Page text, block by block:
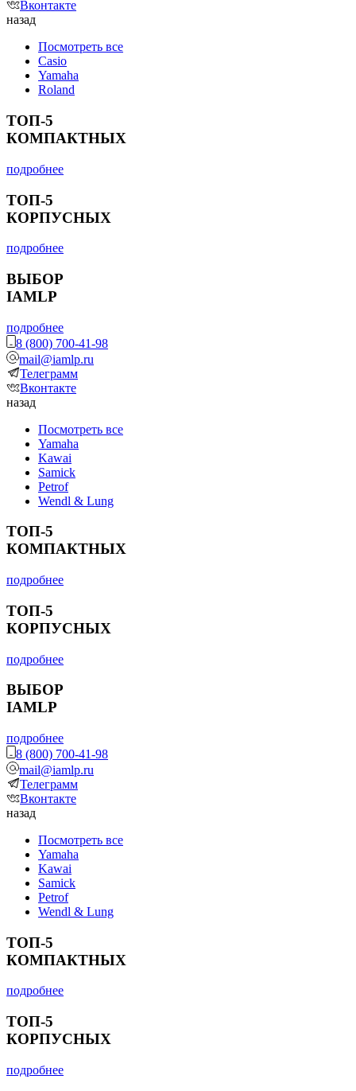
Вконтакте
назад
Посмотреть все
Casio
Yamaha
Roland
ТОП-5
КОМПАКТНЫХ
подробнее
ТОП-5
КОРПУСНЫХ
подробнее
ВЫБОР
IAMLP
подробнее
8 (800) 700-41-98
mail@iamlp.ru
Телеграмм
Вконтакте
назад
Посмотреть все
Yamaha
Kawai
Samick
Petrof
Wendl & Lung
ТОП-5
КОМПАКТНЫХ
подробнее
ТОП-5
КОРПУСНЫХ
подробнее
ВЫБОР
IAMLP
подробнее
8 (800) 700-41-98
mail@iamlp.ru
Телеграмм
Вконтакте
назад
Посмотреть все
Yamaha
Kawai
Samick
Petrof
Wendl & Lung
ТОП-5
КОМПАКТНЫХ
подробнее
ТОП-5
КОРПУСНЫХ
подробнее